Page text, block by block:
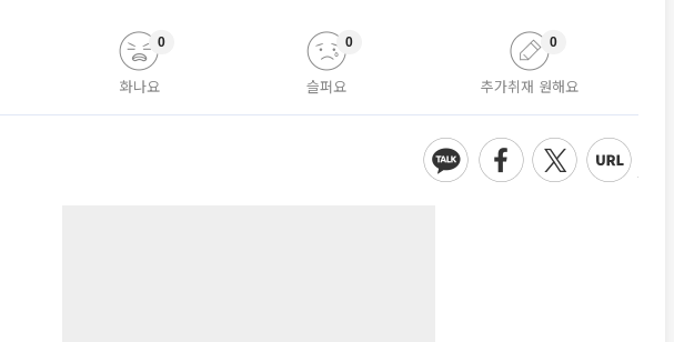
화나요
0
슬퍼요
0
추가취재 원해요
0